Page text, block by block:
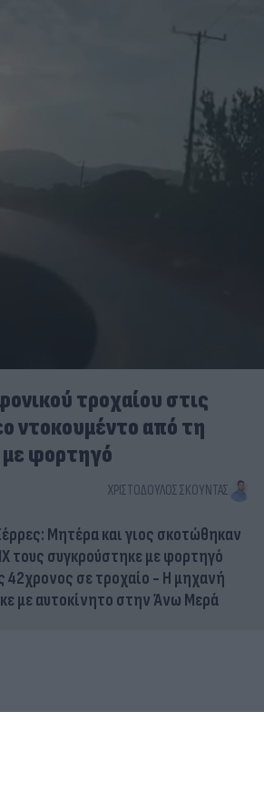
τροχαίου στις
ντοκουμέντο από τη
φορτηγό
ΧΡΙΣΤΌΔΟΥΛΟΣ ΣΚΟΎΝΤΑΣ
Μητέρα και γιος σκοτώθηκαν
τους συγκρούστηκε με φορτηγό
42χρονος σε τροχαίο - Η μηχανή
με αυτοκίνητο στην Άνω Μερά